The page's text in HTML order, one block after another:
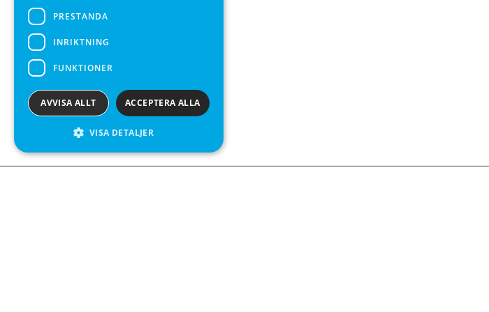
PRESTANDA
INRIKTNING
FUNKTIONER
ACCEPTERA ALLA
AVVISA ALLT
VISA DETALJER